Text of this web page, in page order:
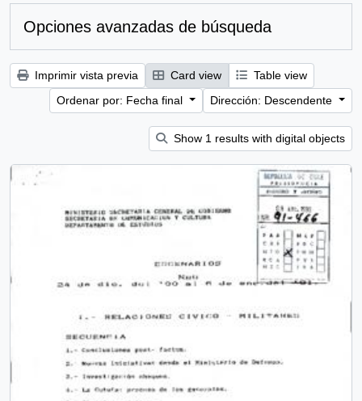
Opciones avanzadas de búsqueda
Imprimir vista previa Card view
Table view
Ordenar por: Fecha final
Dirección: Descendente
Show 1 results with digital objects